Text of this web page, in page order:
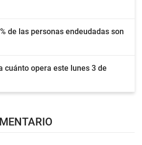
de las personas endeudadas son
cuánto opera este lunes 3 de